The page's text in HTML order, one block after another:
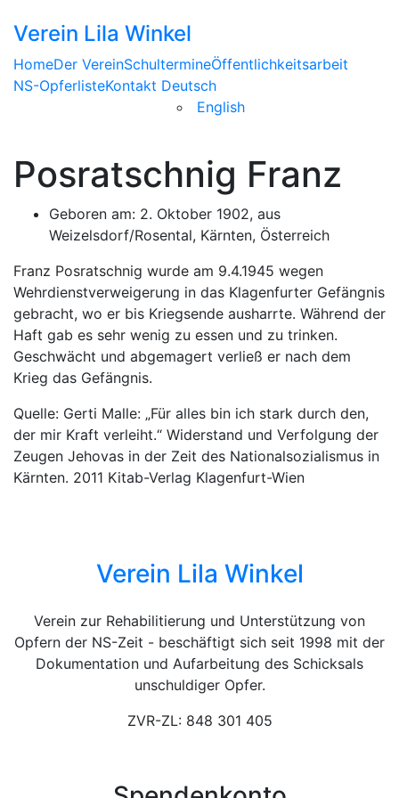
Verein Lila Winkel
HomeDer VereinSchultermineÖffentlichkeitsarbeit
NS-OpferlisteKontakt Deutsch
English
Posratschnig Franz
Geboren am: 2. Oktober 1902, aus
Weizelsdorf/Rosental, Kärnten, Österreich
Franz Posratschnig wurde am 9.4.1945 wegen
Wehrdienstverweigerung in das Klagenfurter Gefängnis
gebracht, wo er bis Kriegsende ausharrte. Während der
Haft gab es sehr wenig zu essen und zu trinken.
Geschwächt und abgemagert verließ er nach dem
Krieg das Gefängnis.
Quelle: Gerti Malle: „Für alles bin ich stark durch den,
der mir Kraft verleiht.“ Widerstand und Verfolgung der
Zeugen Jehovas in der Zeit des Nationalsozialismus in
Kärnten. 2011 Kitab-Verlag Klagenfurt-Wien
Verein Lila Winkel
Verein zur Rehabilitierung und Unterstützung von
Opfern der NS-Zeit - beschäftigt sich seit 1998 mit der
Dokumentation und Aufarbeitung des Schicksals
unschuldiger Opfer.
ZVR-ZL: 848 301 405